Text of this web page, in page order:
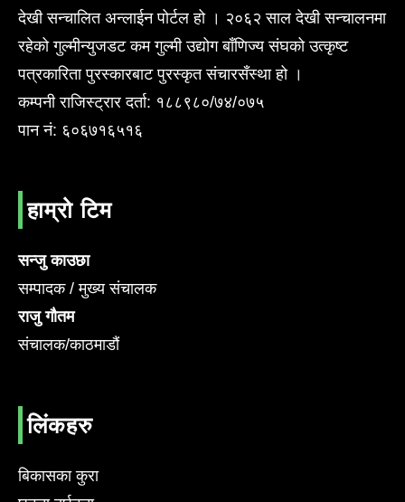
देखी सन्चालित अन्लाईन पोर्टल हो । २०६२ साल देखी सन्चालनमा
रहेको गुल्मीन्युजडट कम गुल्मी उद्योग बाँणिज्य संघको उत्कृष्ट
पत्रकारिता पुरस्कारबाट पुरस्कृत संचारसँस्था हो ।
कम्पनी राजिस्ट्रार दर्ता: १८८९८०/७४/०७५
पान नं: ६०६७१६५१६
हाम्रो टिम
सन्जु काउछा
सम्पादक / मुख्य संचालक
राजु गौतम
संचालक/काठमाडौं
लिंकहरु
बिकासका कुरा